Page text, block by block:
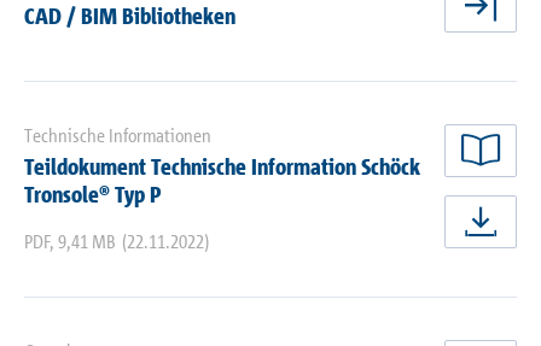
CAD / BIM Bibliotheken
Technische Informationen
Teildokument Technische Information Schöck
Tronsole® Typ P
PDF, 9,41 MB (22.11.2022)